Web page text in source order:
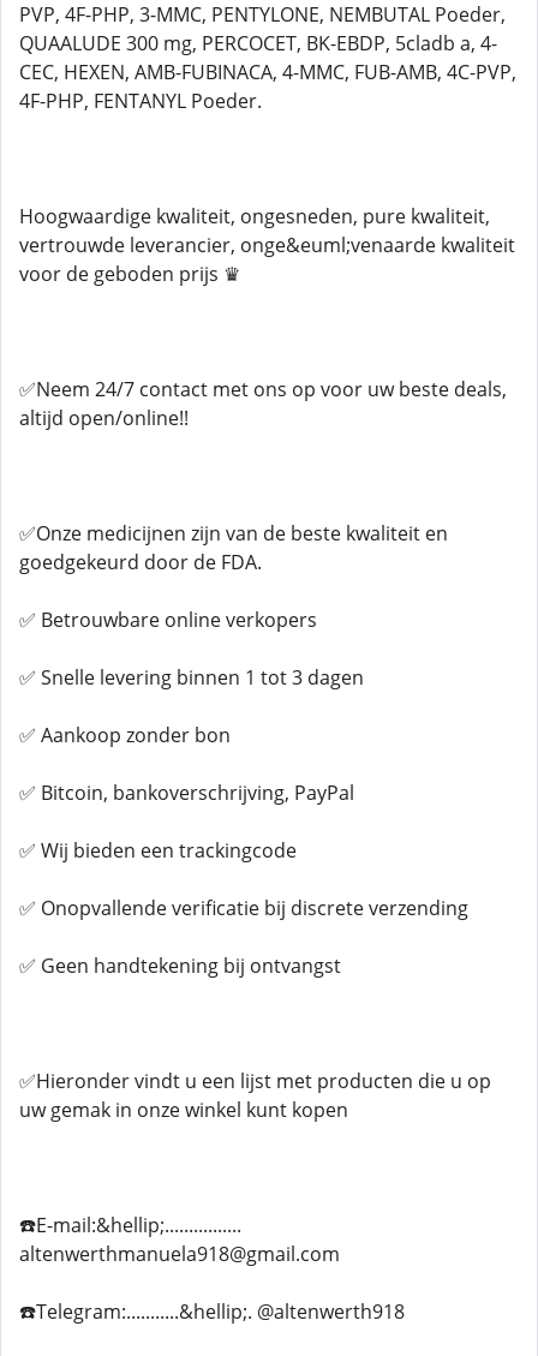
PVP, 4F-PHP, 3-MMC, PENTYLONE, NEMBUTAL Poeder,
QUAALUDE 300 mg, PERCOCET, BK-EBDP, 5cladb a, 4-
CEC, HEXEN, AMB-FUBINACA, 4-MMC, FUB-AMB, 4C-PVP,
4F-PHP, FENTANYL Poeder.
Hoogwaardige kwaliteit, ongesneden, pure kwaliteit,
vertrouwde leverancier, onge&euml;venaarde kwaliteit
voor de geboden prijs ♛
✅Neem 24/7 contact met ons op voor uw beste deals,
altijd open/online!!
✅Onze medicijnen zijn van de beste kwaliteit en
goedgekeurd door de FDA.
✅ Betrouwbare online verkopers
✅ Snelle levering binnen 1 tot 3 dagen
✅ Aankoop zonder bon
✅ Bitcoin, bankoverschrijving, PayPal
✅ Wij bieden een trackingcode
✅ Onopvallende verificatie bij discrete verzending
✅ Geen handtekening bij ontvangst
✅Hieronder vindt u een lijst met producten die u op
uw gemak in onze winkel kunt kopen
☎️E-mail:&hellip;................
altenwerthmanuela918@gmail.com
☎️Telegram:...........&hellip;. @altenwerth918